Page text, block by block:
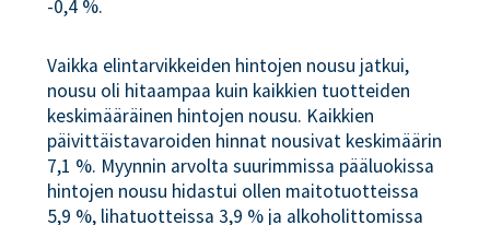
-0,4 %.
Vaikka elintarvikkeiden hintojen nousu jatkui,
nousu oli hitaampaa kuin kaikkien tuotteiden
keskimääräinen hintojen nousu. Kaikkien
päivittäistavaroiden hinnat nousivat keskimäärin
7,1 %. Myynnin arvolta suurimmissa pääluokissa
hintojen nousu hidastui ollen maitotuotteissa
5,9 %, lihatuotteissa 3,9 % ja alkoholittomissa